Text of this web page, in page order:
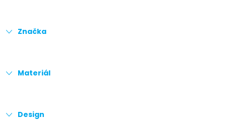
Značka
Materiál
Design